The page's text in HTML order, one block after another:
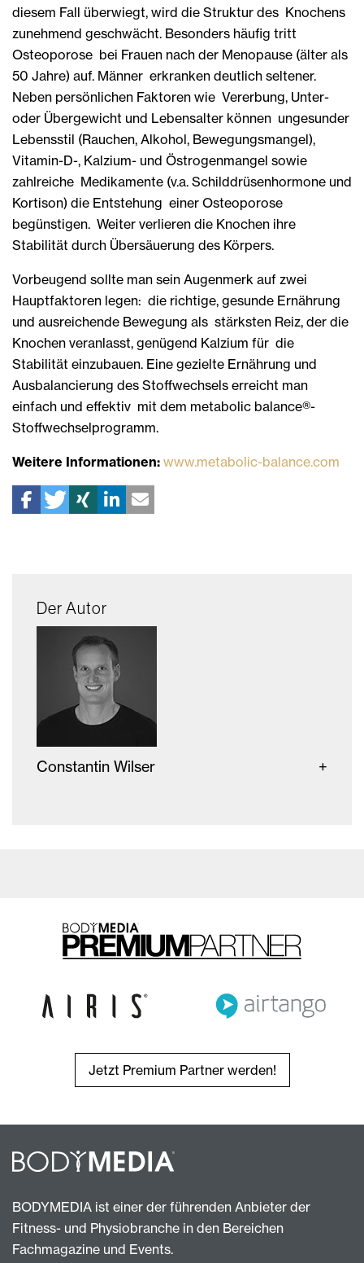
diesem Fall überwiegt, wird die Struktur des Knochens
zunehmend geschwächt. Besonders häufig tritt
Osteoporose bei Frauen nach der Menopause (älter als
50 Jahre) auf. Männer erkranken deutlich seltener.
Neben persönlichen Faktoren wie Vererbung, Unter-
oder Übergewicht und Lebensalter können ungesunder
Lebensstil (Rauchen, Alkohol, Bewegungsmangel),
Vitamin-D-, Kalzium- und Östrogenmangel sowie
zahlreiche Medikamente (v.a. Schilddrüsenhormone und
Kortison) die Entstehung einer Osteoporose
begünstigen. Weiter verlieren die Knochen ihre
Stabilität durch Übersäuerung des Körpers.
Vorbeugend sollte man sein Augenmerk auf zwei
Hauptfaktoren legen: die richtige, gesunde Ernährung
und ausreichende Bewegung als stärksten Reiz, der die
Knochen veranlasst, genügend Kalzium für die
Stabilität einzubauen. Eine gezielte Ernährung und
Ausbalancierung des Stoffwechsels erreicht man
einfach und effektiv mit dem metabolic balance®-
Stoffwechselprogramm.
Weitere Informationen: www.metabolic-balance.com
Der Autor
Constantin Wilser
Jetzt Premium Partner werden!
BODYMEDIA ist einer der führenden Anbieter der
Fitness- und Physiobranche in den Bereichen
Fachmagazine und Events.